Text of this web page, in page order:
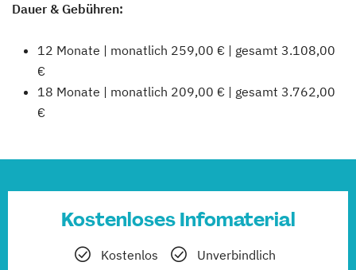
Dauer & Gebühren:
12 Monate | monatlich 259,00 € | gesamt 3.108,00
€
18 Monate | monatlich 209,00 € | gesamt 3.762,00
€
Kostenloses Infomaterial
Kostenlos
Unverbindlich